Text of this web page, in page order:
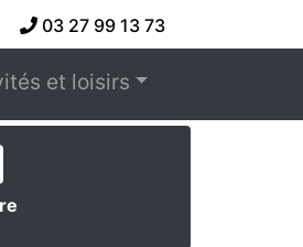
03 27 99 13 73
et loisirs